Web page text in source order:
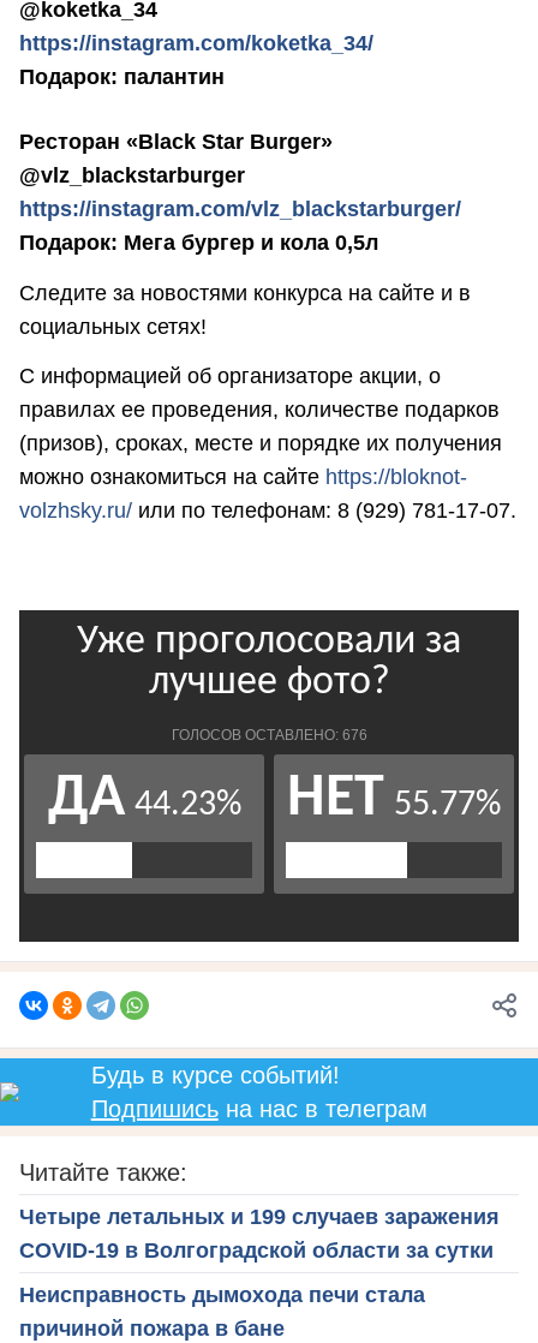
@koketka_34
https://instagram.com/koketka_34/
Подарок: палантин
Ресторан «Black Star Burger»
@vlz_blackstarburger
https://instagram.com/vlz_blackstarburger/
Подарок: Мега бургер и кола 0,5л
Следите за новостями конкурса на сайте и в
социальных сетях!
С информацией об организаторе акции, о
правилах ее проведения, количестве подарков
(призов), сроках, месте и порядке их получения
можно ознакомиться на сайте https://bloknot-
volzhsky.ru/ или по телефонам: 8 (929) 781-17-07.
Будь в курсе событий!
Подпишисьна нас в телеграм
Читайте также:
Четыре летальных и 199 случаев заражения
COVID-19 в Волгоградской области за сутки
Неисправность дымохода печи стала
причиной пожара в бане